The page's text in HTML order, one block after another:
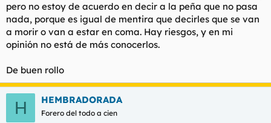
pero no estoy de acuerdo en decir a la peña que no pasa
nada, porque es igual de mentira que decirles que se van
a morir o van a estar en coma. Hay riesgos, y en mi
opinión no está de más conocerlos.
De buen rollo
H HEMBRADORADA
Forero del todo a cien